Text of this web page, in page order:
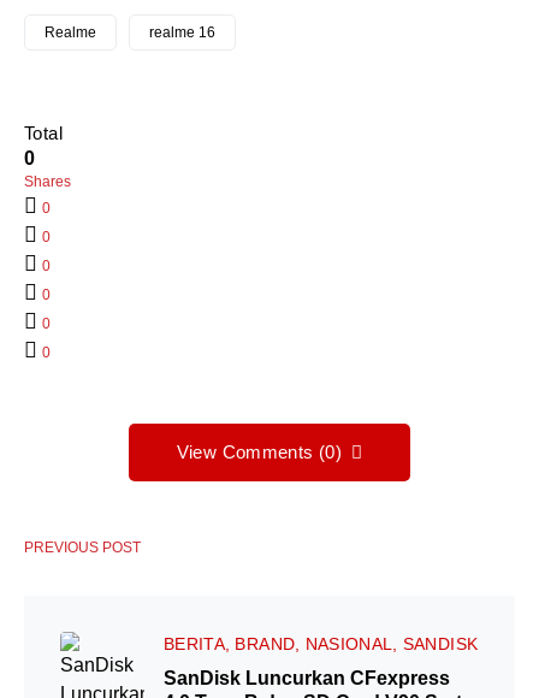
Realme realme 16
Total
0
Shares
0
0
0
0
0
0
View Comments (0)
PREVIOUS POST
BERITA BRAND NASIONAL SANDISK
SanDisk Luncurkan CFexpress